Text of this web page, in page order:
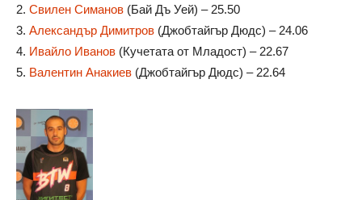
2. Свилен Симанов (Бай Дъ Уей) – 25.50
3. Александър Димитров (Джобтайгър Дюдс) – 24.06
4. Ивайло Иванов (Кучетата от Младост) – 22.67
5. Валентин Анакиев (Джобтайгър Дюдс) – 22.64